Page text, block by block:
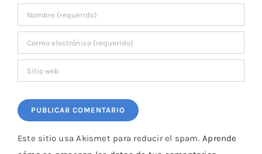
Este sitio usa Akismet para reducir el spam.